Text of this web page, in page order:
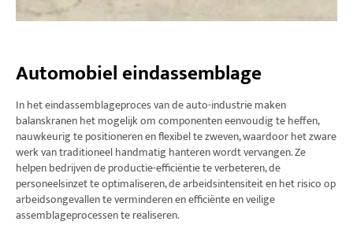
Automobiel eindassemblage
In het eindassemblageproces van de auto-industrie maken
balanskranen het mogelijk om componenten eenvoudig te heffen,
nauwkeurig te positioneren en flexibel te zweven, waardoor het zware
werk van traditioneel handmatig hanteren wordt vervangen. Ze
helpen bedrijven de productie-efficiëntie te verbeteren, de
personeelsinzet te optimaliseren, de arbeidsintensiteit en het risico op
arbeidsongevallen te verminderen en efficiënte en veilige
assemblageprocessen te realiseren.